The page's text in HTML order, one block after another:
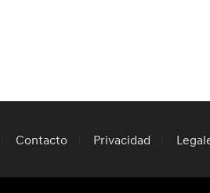
Contacto Privacidad